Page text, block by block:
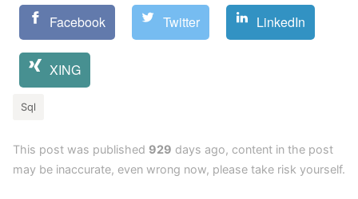
Facebook Twitter LinkedIn
XING
Sql
This post was published 929 days ago, content in the post
may be inaccurate, even wrong now, please take risk yourself.